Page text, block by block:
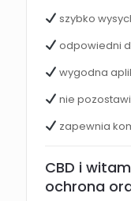
szybko
odpowiedni
wygodna
nie
zapewnia
CBD i
ochrona